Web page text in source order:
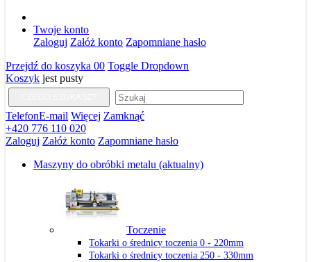
Twoje konto
Zaloguj Załóż konto Zapomniane hasło
Przejdź do koszyka 00 Toggle Dropdown
Koszyk jest pusty
TelefonE-mail Więcej Zamknąć
+420 776 110 020
Zaloguj Załóż konto Zapomniane hasło
Maszyny do obróbki metalu (aktualny)
Toczenie
Tokarki o średnicy toczenia 0 - 220mm
Tokarki o średnicy toczenia 250 - 330mm